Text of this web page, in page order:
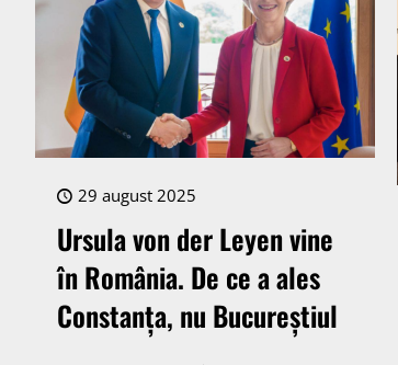
29 august 2025
Ursula von der Leyen vine
în România. De ce a ales
Constanța, nu Bucureștiul